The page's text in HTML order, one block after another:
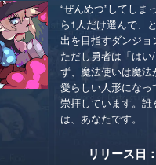
“ぜんめつ”してしま
ら1人だけ選んで、
出を目指すダンジョ
ただし勇者は「は
ず、魔法使いは魔
愛らしい人形にな
崇拝しています。
は、あなたです。
リリース日